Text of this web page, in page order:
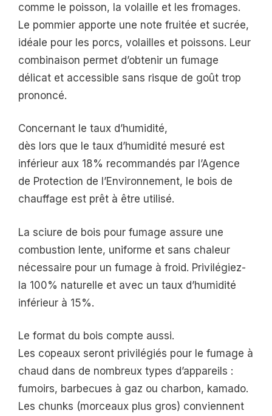
comme le poisson, la volaille et les fromages.
Le pommier apporte une note fruitée et sucrée,
idéale pour les porcs, volailles et poissons. Leur
combinaison permet d’obtenir un fumage
délicat et accessible sans risque de goût trop
prononcé.
Concernant le taux d’humidité,
dès lors que le taux d’humidité mesuré est
inférieur aux 18% recommandés par l’Agence
de Protection de l’Environnement, le bois de
chauffage est prêt à être utilisé.
La sciure de bois pour fumage assure une
combustion lente, uniforme et sans chaleur
nécessaire pour un fumage à froid. Privilégiez-
la 100% naturelle et avec un taux d’humidité
inférieur à 15%.
Le format du bois compte aussi.
Les copeaux seront privilégiés pour le fumage à
chaud dans de nombreux types d’appareils :
fumoirs, barbecues à gaz ou charbon, kamado.
Les chunks (morceaux plus gros) conviennent